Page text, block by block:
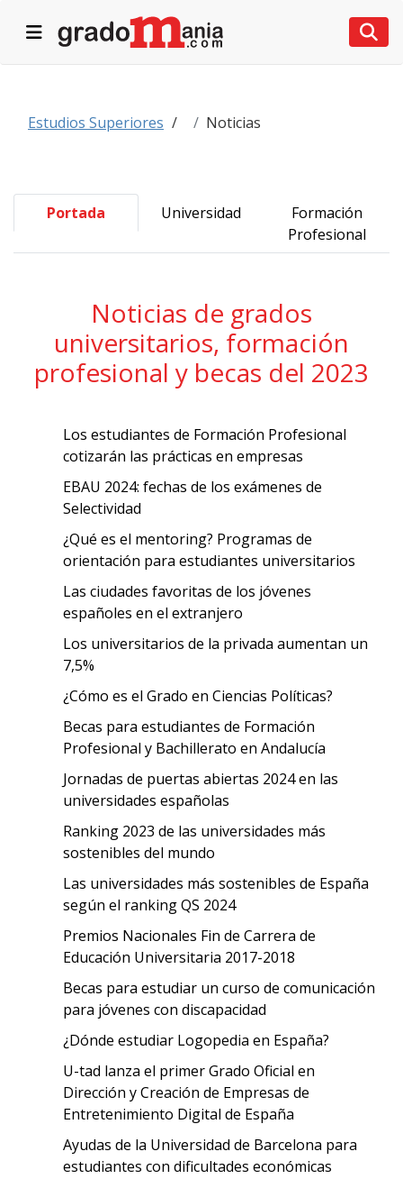
Desplegar navegación
Estudios Superiores Noticias
Portada Universidad
Formación
Profesional
Noticias de grados
universitarios, formación
profesional y becas del 2023
Los estudiantes de Formación Profesional
cotizarán las prácticas en empresas
EBAU 2024: fechas de los exámenes de
Selectividad
¿Qué es el mentoring? Programas de
orientación para estudiantes universitarios
Las ciudades favoritas de los jóvenes
españoles en el extranjero
Los universitarios de la privada aumentan un
7,5%
¿Cómo es el Grado en Ciencias Políticas?
Becas para estudiantes de Formación
Profesional y Bachillerato en Andalucía
Jornadas de puertas abiertas 2024 en las
universidades españolas
Ranking 2023 de las universidades más
sostenibles del mundo
Las universidades más sostenibles de España
según el ranking QS 2024
Premios Nacionales Fin de Carrera de
Educación Universitaria 2017-2018
Becas para estudiar un curso de comunicación
para jóvenes con discapacidad
¿Dónde estudiar Logopedia en España?
U-tad lanza el primer Grado Oficial en
Dirección y Creación de Empresas de
Entretenimiento Digital de España
Ayudas de la Universidad de Barcelona para
estudiantes con dificultades económicas